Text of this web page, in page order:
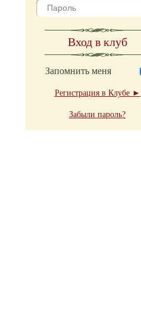
Вход в клуб
Запомнить меня
Регистрация в Клубе ►
Забыли пароль?